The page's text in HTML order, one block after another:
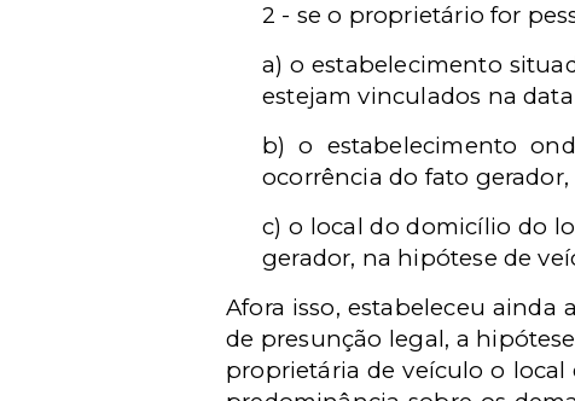
2 - se o proprietário for
a) o estabelecimento
estejam vinculados na
b) o estabelecimento
ocorrência do fato
c) o local do domicílio do
gerador, na hipótese de
Afora isso, estabeleceu ainda
de presunção legal, a
proprietária de veículo o